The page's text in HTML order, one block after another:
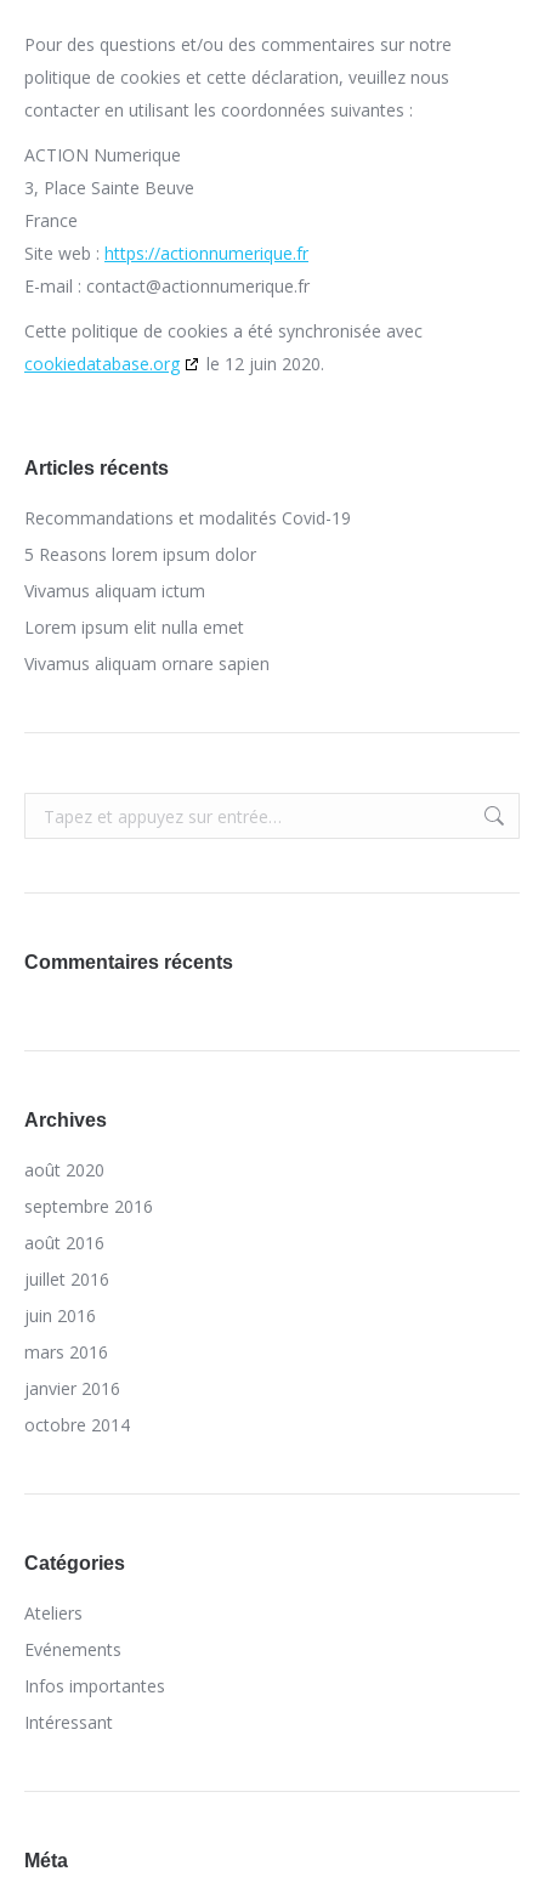
Pour des questions et/ou des commentaires sur notre
politique de cookies et cette déclaration, veuillez nous
contacter en utilisant les coordonnées suivantes :
ACTION Numerique
3, Place Sainte Beuve
France
Site web : https://actionnumerique.fr
E-mail : contact@actionnumerique.fr
Cette politique de cookies a été synchronisée avec
cookiedatabase.org
le 12 juin 2020.
Articles récents
Recommandations et modalités Covid-19
5 Reasons lorem ipsum dolor
Vivamus aliquam ictum
Lorem ipsum elit nulla emet
Vivamus aliquam ornare sapien
Recherche
:
Commentaires récents
Archives
août 2020
septembre 2016
août 2016
juillet 2016
juin 2016
mars 2016
janvier 2016
octobre 2014
Catégories
Ateliers
Evénements
Infos importantes
Intéressant
Méta